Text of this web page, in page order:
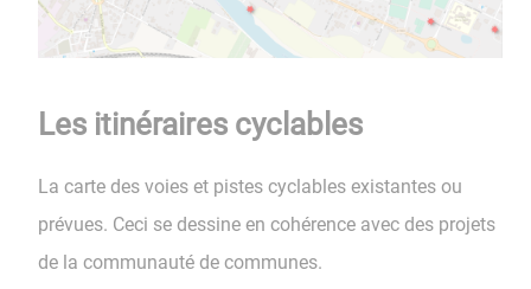
Les itinéraires cyclables
La carte des voies et pistes cyclables existantes ou
prévues. Ceci se dessine en cohérence avec des projets
de la communauté de communes.